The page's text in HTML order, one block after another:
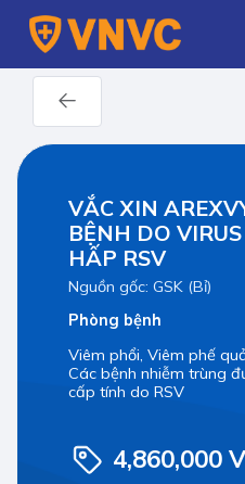
VẮC XIN
BỆNH DO
HẤP RSV
Nguồn gốc: GSK (Bỉ)
Phòng bệnh
Viêm phổi, Viêm phế
Các bệnh nhiễm trùng
cấp tính do RSV
4,860,000